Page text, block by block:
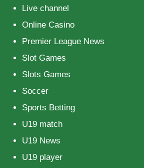
Live channel
Online Casino
Premier League News
Slot Games
Slots Games
Soccer
Sports Betting
U19 match
U19 News
U19 player